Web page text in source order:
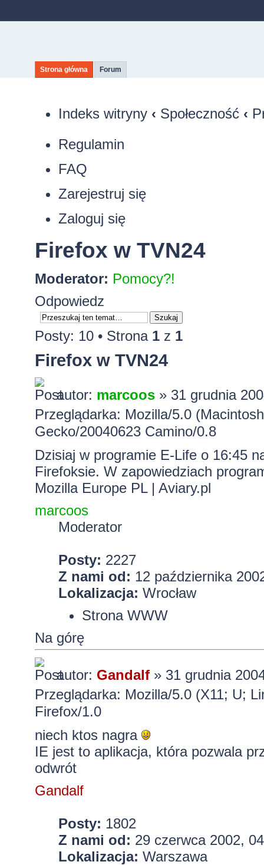
Strona główna Forum
Indeks witryny ‹ Społeczność ‹
Regulamin
FAQ
Zarejestruj się
Zaloguj się
Firefox w TVN24
Moderator: Pomocy?!
Odpowiedz
Posty: 10 • Strona 1z 1
Firefox w TVN24
autor: marcoos» 31 grudnia
Przeglądarka: Mozilla/5.0
Gecko/20040623 Camino/0.8
Dzisiaj w programie E-Life o 16:45
Firefoksie. W zapowiedziach
Mozilla Europe PL| Aviary.pl
marcoos
Moderator
Posty: 2227
Z nami od: 12 października
Lokalizacja: Wrocław
Strona WWW
Na górę
autor: Gandalf» 31 grudnia
Przeglądarka: Mozilla/5.0 (X11; U;
Firefox/1.0
niech ktos nagra
IE jest to aplikacja, która pozwala
odwrót
Gandalf
Posty: 1802
Z nami od: 29 czerwca 2002,
Lokalizacja: Warszawa